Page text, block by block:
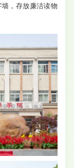
，存放廉洁读物